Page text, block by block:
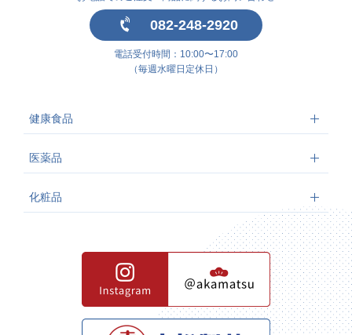
082-248-2920
電話受付時間：10:00〜17:00
（毎週水曜日定休日）
健康食品
医薬品
化粧品